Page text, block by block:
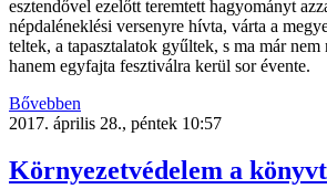
esztendővel ezelőtt teremtett hagyományt
népdaléneklési versenyre hívta, várta a
teltek, a tapasztalatok gyűltek, s ma már nem
hanem egyfajta fesztiválra kerül sor évente.
Bővebben
2017. április 28., péntek 10:57
Környezetvédelem a